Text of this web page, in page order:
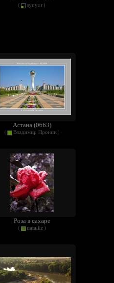
( synyor)
Астана (0663)
( Владимир Пронин )
Роза в сахаре
( nataliiz )